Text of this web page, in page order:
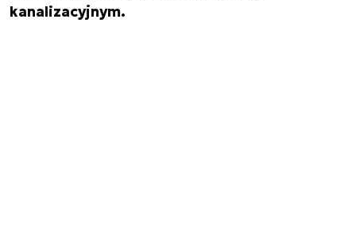
kanalizacyjnym.